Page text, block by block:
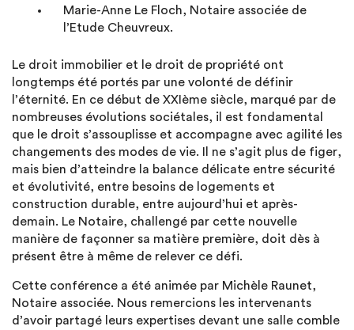
Marie-Anne Le Floch, Notaire associée de
l’Etude Cheuvreux.
Le droit immobilier et le droit de propriété ont
longtemps été portés par une volonté de définir
l’éternité. En ce début de XXIème siècle, marqué par de
nombreuses évolutions sociétales, il est fondamental
que le droit s’assouplisse et accompagne avec agilité les
changements des modes de vie. Il ne s’agit plus de figer,
mais bien d’atteindre la balance délicate entre sécurité
et évolutivité, entre besoins de logements et
construction durable, entre aujourd’hui et après-
demain. Le Notaire, challengé par cette nouvelle
manière de façonner sa matière première, doit dès à
présent être à même de relever ce défi.
Cette conférence a été animée par Michèle Raunet,
Notaire associée. Nous remercions les intervenants
d’avoir partagé leurs expertises devant une salle comble